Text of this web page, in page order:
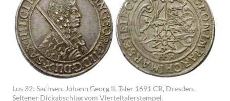
Los 32: Sachsen. Johann Georg II. Taler 1691 CR, Dresden.
Seltener Dickabschlag vom Vierteltalerstempel.